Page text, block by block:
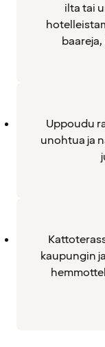
ilta tai
Uppoudu
unohtua ja
kaupungin